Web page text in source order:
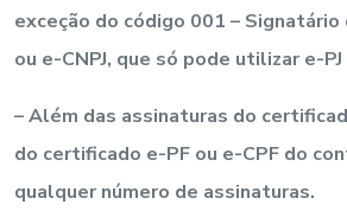
exceção do código 001 – Signatário
ou e-CNPJ, que só pode utilizar e-PJ
– Além das assinaturas do
do certificado e-PF ou e-CPF do
qualquer número de assinaturas.